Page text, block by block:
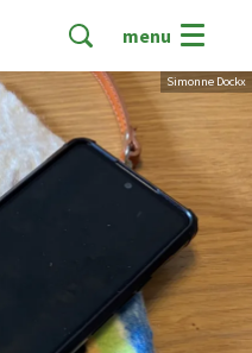
menu
Simonne Dockx